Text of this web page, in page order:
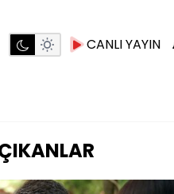
CANLI YAYIN